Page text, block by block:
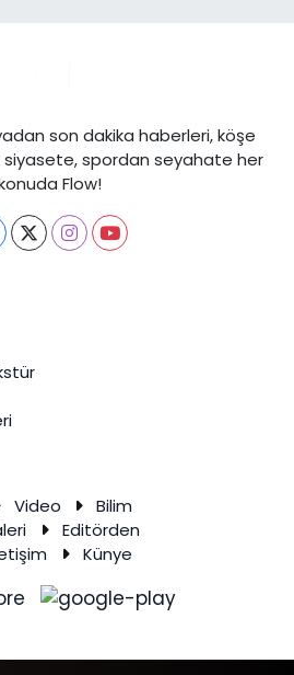
son dakika haberleri, köşe
siyasete, spordan seyahate her
Flow!
Video
Bilim
Editörden
Künye